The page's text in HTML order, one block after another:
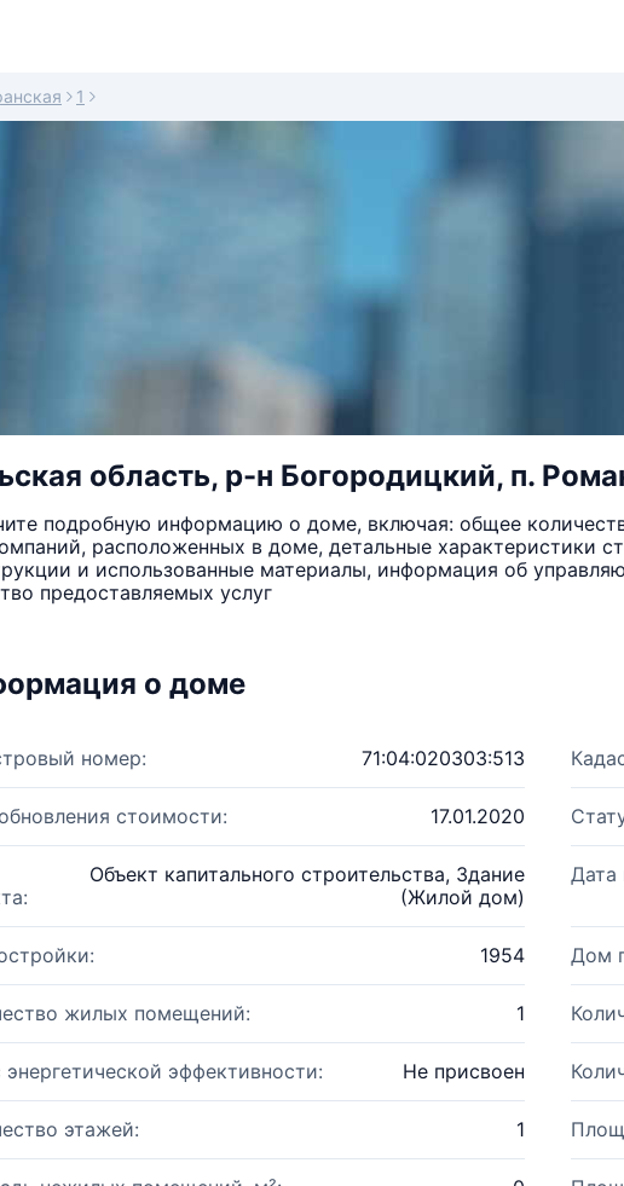
1
область, р-н Богородицкий, п.
подробную информацию о доме, включая: общее
расположенных в доме, детальные характеристики
и использованные материалы, информация об
предоставляемых услуг
о доме
номер: 71:04:020303:513
стоимости: 17.01.2020
Объект капитального строительства, Здание
(Жилой дом)
Дата
1954 Дом
жилых помещений: 1
энергетической эффективности: Не присвоен
этажей: 1